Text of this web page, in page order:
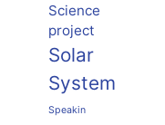
Science
project
Solar
System
Speakin